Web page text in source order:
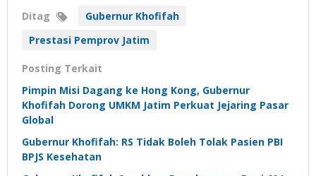
Ditag
Gubernur Khofifah
Prestasi Pemprov Jatim
Posting Terkait
Pimpin Misi Dagang ke Hong Kong, Gubernur
Khofifah Dorong UMKM Jatim Perkuat Jejaring Pasar
Global
Gubernur Khofifah: RS Tidak Boleh Tolak Pasien PBI
BPJS Kesehatan